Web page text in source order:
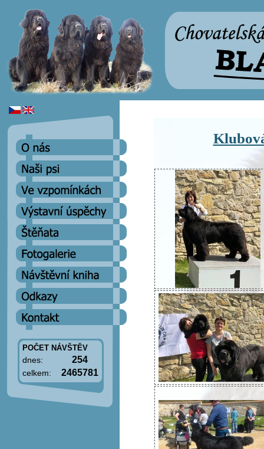
POČET NÁVŠTĚV
dnes: 254
celkem: 2465781